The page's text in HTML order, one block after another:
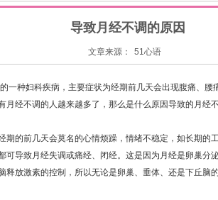
导致月经不调的原因
文章来源： 51心语
种妇科疾病，主要症状为经期前几天会出现腹痛、腰
月经不调的人越来越多了，那么是什么原因导致的月经不
的前几天会莫名的心情烦躁，情绪不稳定，如长期的
可导致月经失调或痛经、闭经。这是因为月经是卵巢分
释放激素的控制，所以无论是卵巢、垂体、还是下丘脑